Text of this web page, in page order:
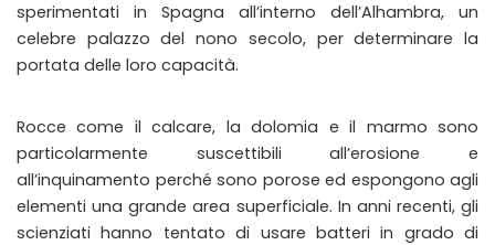
sperimentati in Spagna all’interno dell’Alhambra, un
celebre palazzo del nono secolo, per determinare la
portata delle loro capacità.
Rocce come il calcare, la dolomia e il marmo sono
particolarmente suscettibili all’erosione e
all’inquinamento perché sono porose ed espongono agli
elementi una grande area superficiale. In anni recenti, gli
scienziati hanno tentato di usare batteri in grado di